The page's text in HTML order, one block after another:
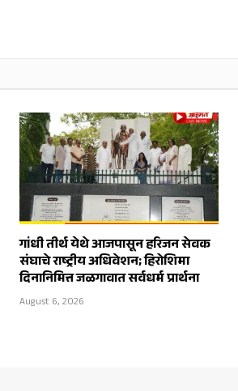
गांधी तीर्थ येथे आजपासून हरिजन सेवक
संघाचे राष्ट्रीय अधिवेशन; हिरोशिमा
दिनानिमित्त जळगावात सर्वधर्म प्रार्थना
August 6, 2026